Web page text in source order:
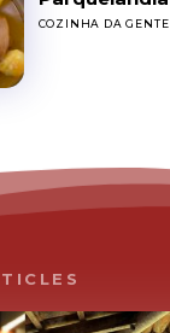
COZINHA DA GENTE